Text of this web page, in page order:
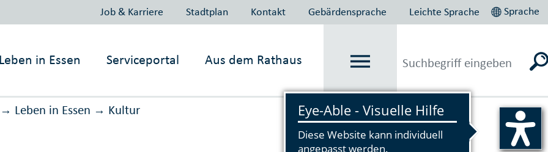
Job & Karriere Stadtplan Kontakt Gebärdensprache Leichte Sprache Sprache
in Essen Serviceportal Aus dem Rathaus
→ Leben in Essen → Kultur Vorlesen